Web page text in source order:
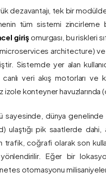
dezavantajı, tek bir
tüm sistemi zincirleme
giriş omurgası, bu riskleri
architecture)
Sistemde yer alan
veri akış motorları ve
konteyner havuzlarında
sayesinde, dünya genelinde
pik saatlerde dahi,
coğrafi olarak son
Eğer bir
otomasyonu